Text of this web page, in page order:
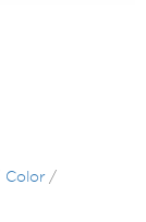
Color /